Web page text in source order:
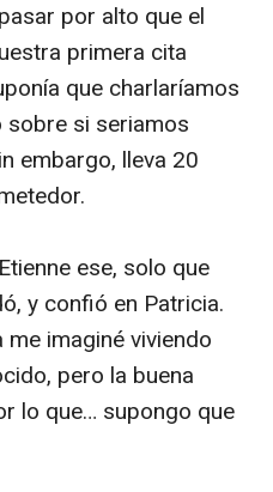
por alto que el
primera cita
que charlaríamos
sobre si seriamos
embargo, lleva 20
ese, solo que
y confió en Patricia.
imaginé viviendo
pero la buena
lo que… supongo que